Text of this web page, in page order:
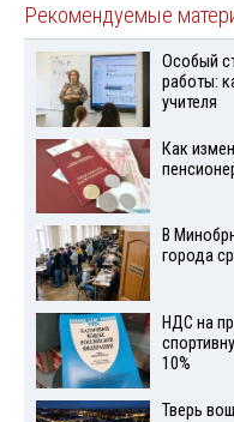
Рекомендуемые
Особый
работы:
учителя
Как
В
города
НДС на
10%
Тверь